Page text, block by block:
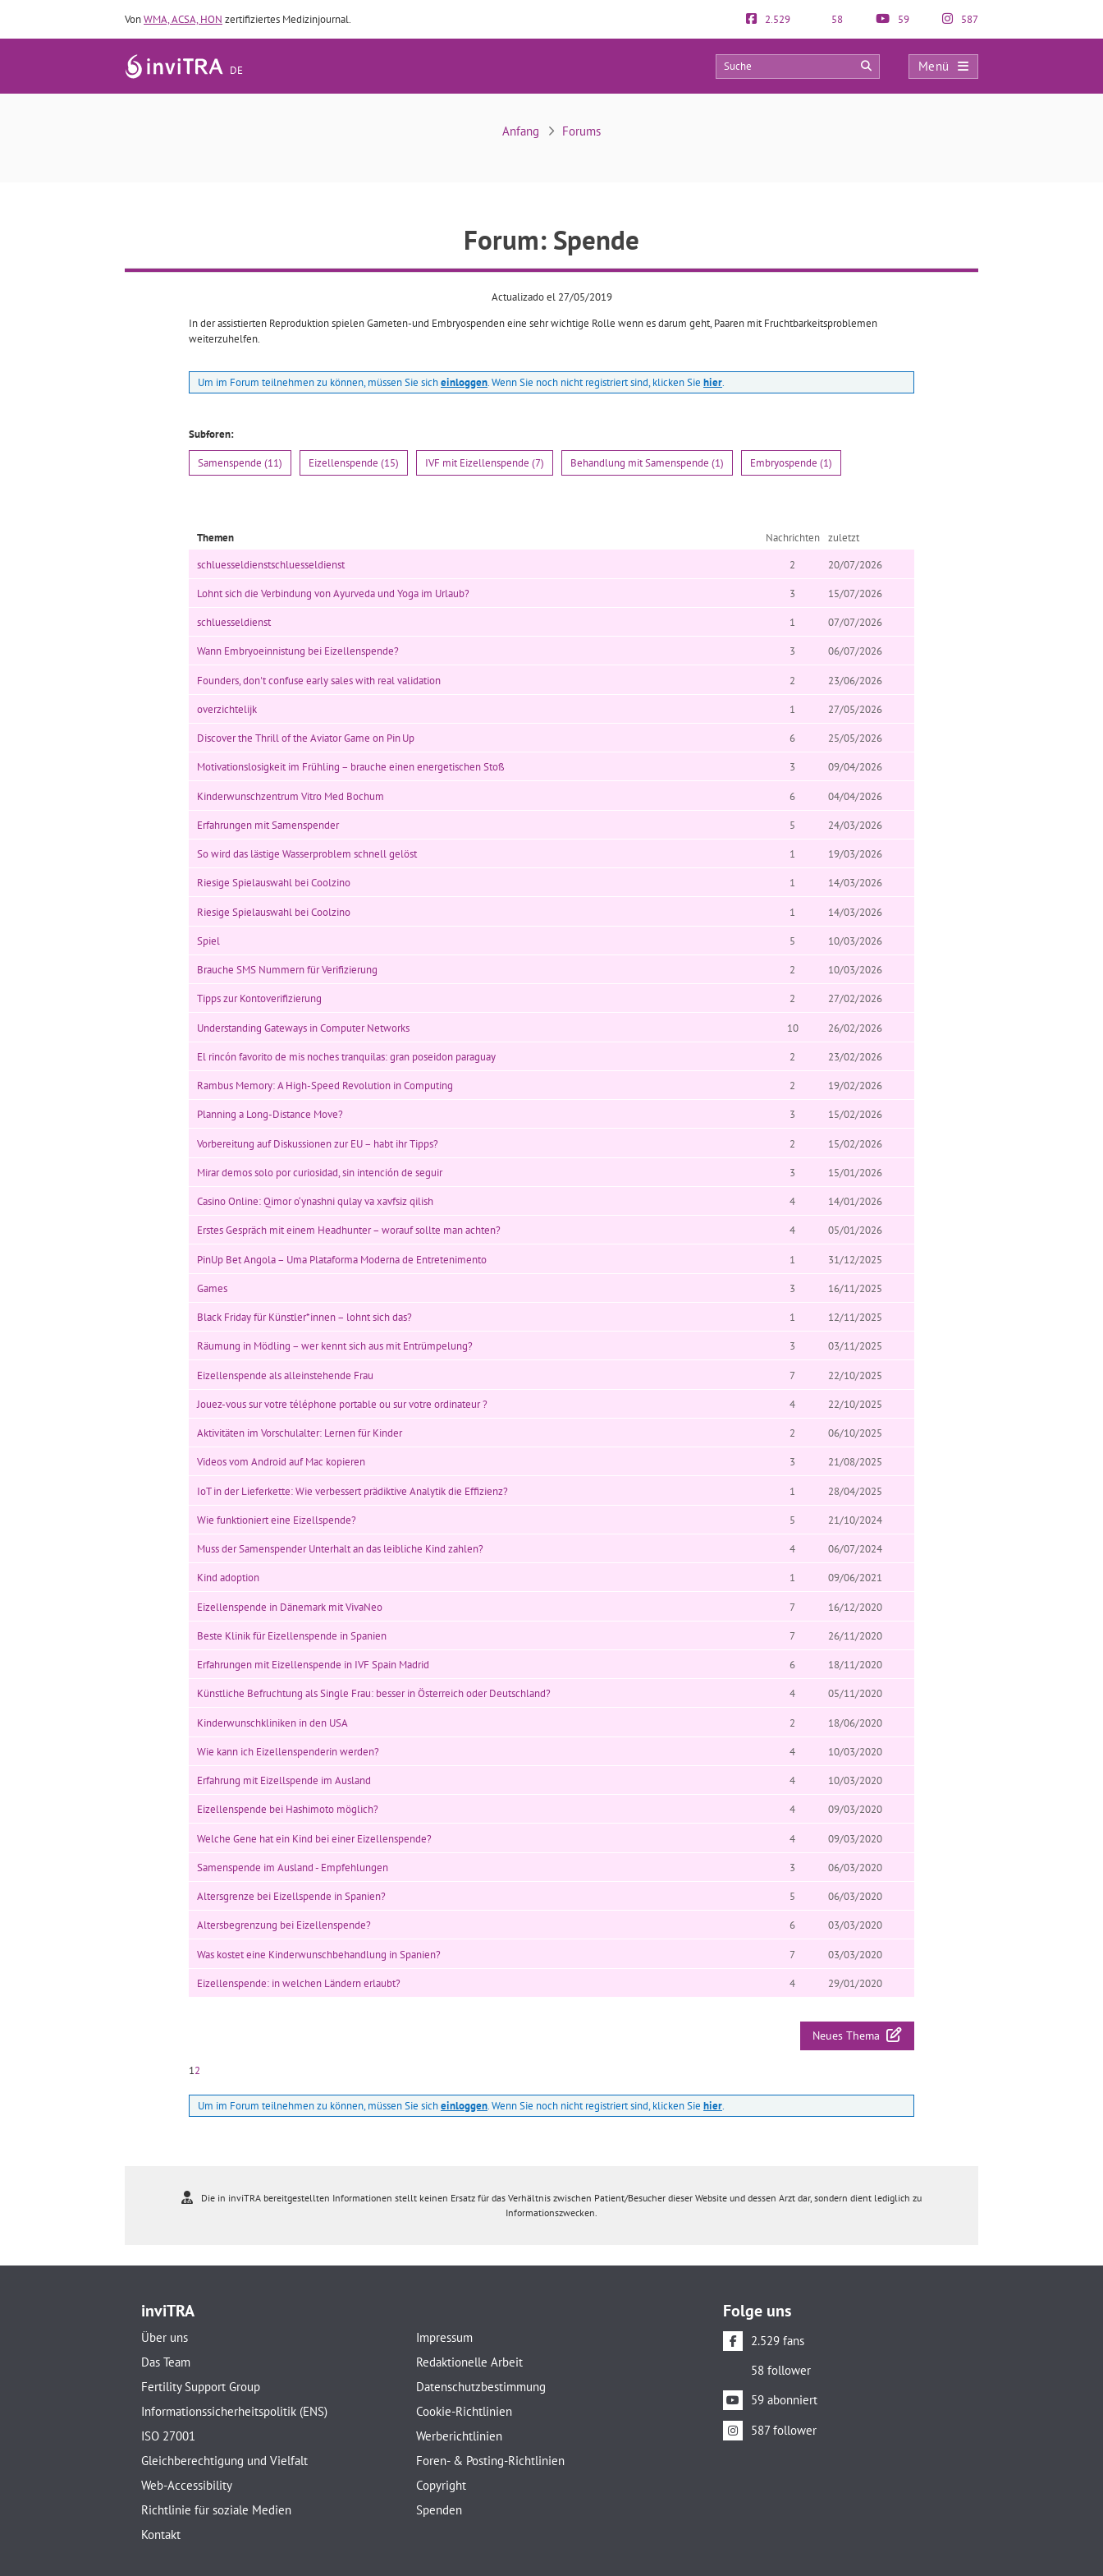
VonWMA, ACSA, HON zertifiziertes Medizinjournal. 2.529 58 59 587
DE
Menü
Spende
0 0
Anfang Forums
Forum: Spende
Actualizado el 27/05/2019
In der assistierten Reproduktion spielen Gameten-und Embryospenden eine sehr wichtige Rolle wenn es darum geht, Paaren mit Fruchtbarkeitsproblemen
weiterzuhelfen.
Um im Forum teilnehmen zu können, müssen Sie sicheinloggen. Wenn Sie noch nicht registriert sind, klicken Sie hier.
Subforen:
Samenspende (11) Eizellenspende (15) IVF mit Eizellenspende (7) Behandlung mit Samenspende (1) Embryospende (1)
Themen Nachrichten
zuletzt
schluesseldienstschluesseldienst
2 20/07/2026
Lohnt sich die Verbindung von Ayurveda und Yoga im Urlaub? 3 15/07/2026
schluesseldienst 1 07/07/2026
Wann Embryoeinnistung bei Eizellenspende? 3 06/07/2026
Founders, don't confuse early sales with real validation 2 23/06/2026
overzichtelijk 1 27/05/2026
Discover the Thrill of the Aviator Game on Pin Up 6 25/05/2026
Motivationslosigkeit im Frühling – brauche einen energetischen Stoß 3 09/04/2026
Kinderwunschzentrum Vitro Med Bochum 6 04/04/2026
Erfahrungen mit Samenspender 5 24/03/2026
So wird das lästige Wasserproblem schnell gelöst 1 19/03/2026
Riesige Spielauswahl bei Coolzino 1 14/03/2026
Riesige Spielauswahl bei Coolzino 1 14/03/2026
Spiel 5 10/03/2026
Brauche SMS Nummern für Verifizierung 2 10/03/2026
Tipps zur Kontoverifizierung 2 27/02/2026
Understanding Gateways in Computer Networks 10 26/02/2026
El rincón favorito de mis noches tranquilas: gran poseidon paraguay 2 23/02/2026
Rambus Memory: A High-Speed Revolution in Computing 2 19/02/2026
Planning a Long-Distance Move? 3 15/02/2026
Vorbereitung auf Diskussionen zur EU – habt ihr Tipps? 2 15/02/2026
Mirar demos solo por curiosidad, sin intención de seguir 3 15/01/2026
Casino Online: Qimor o‘ynashni qulay va xavfsiz qilish 4 14/01/2026
Erstes Gespräch mit einem Headhunter – worauf sollte man achten? 4 05/01/2026
PinUp Bet Angola – Uma Plataforma Moderna de Entretenimento 1 31/12/2025
Games 3 16/11/2025
Black Friday für Künstler*innen – lohnt sich das? 1 12/11/2025
Räumung in Mödling – wer kennt sich aus mit Entrümpelung? 3 03/11/2025
Eizellenspende als alleinstehende Frau 7 22/10/2025
Jouez-vous sur votre téléphone portable ou sur votre ordinateur ? 4 22/10/2025
Aktivitäten im Vorschulalter: Lernen für Kinder 2 06/10/2025
Videos vom Android auf Mac kopieren 3 21/08/2025
IoT in der Lieferkette: Wie verbessert prädiktive Analytik die Effizienz? 1 28/04/2025
Wie funktioniert eine Eizellspende? 5 21/10/2024
Muss der Samenspender Unterhalt an das leibliche Kind zahlen? 4 06/07/2024
Kind adoption 1 09/06/2021
Eizellenspende in Dänemark mit VivaNeo 7 16/12/2020
Beste Klinik für Eizellenspende in Spanien 7 26/11/2020
Erfahrungen mit Eizellenspende in IVF Spain Madrid 6 18/11/2020
Künstliche Befruchtung als Single Frau: besser in Österreich oder Deutschland? 4 05/11/2020
Kinderwunschkliniken in den USA 2 18/06/2020
Wie kann ich Eizellenspenderin werden? 4 10/03/2020
Erfahrung mit Eizellspende im Ausland 4 10/03/2020
Eizellenspende bei Hashimoto möglich? 4 09/03/2020
Welche Gene hat ein Kind bei einer Eizellenspende? 4 09/03/2020
Samenspende im Ausland - Empfehlungen 3 06/03/2020
Altersgrenze bei Eizellspende in Spanien? 5 06/03/2020
Altersbegrenzung bei Eizellenspende? 6 03/03/2020
Was kostet eine Kinderwunschbehandlung in Spanien? 7 03/03/2020
Eizellenspende: in welchen Ländern erlaubt? 4 29/01/2020
Neues Thema
12
Um im Forum teilnehmen zu können, müssen Sie sicheinloggen. Wenn Sie noch nicht registriert sind, klicken Sie hier.
Die in inviTRA bereitgestellten Informationen stellt keinen Ersatz für das Verhältnis zwischen Patient/Besucher dieser Website und dessen Arzt dar, sondern dient lediglich zu
Informationszwecken.
inviTRA
Über uns
Das Team
Fertility Support Group
Informationssicherheitspolitik (ENS)
ISO 27001
Gleichberechtigung und Vielfalt
Web-Accessibility
Richtlinie für soziale Medien
Kontakt
Impressum
Redaktionelle Arbeit
Datenschutzbestimmung
Cookie-Richtlinien
Werberichtlinien
Foren- & Posting-Richtlinien
Copyright
Spenden
Folge uns
2.529 fans
58 follower
59 abonniert
587 follower